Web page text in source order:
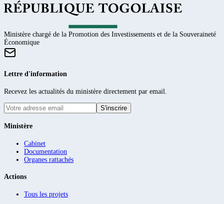
Ministère chargé de la Promotion des Investissements et de la Souveraineté
Économique
Lettre d'information
Recevez les actualités du ministère directement par email.
S'inscrire
Ministère
Cabinet
Documentation
Organes rattachés
Actions
Tous les projets